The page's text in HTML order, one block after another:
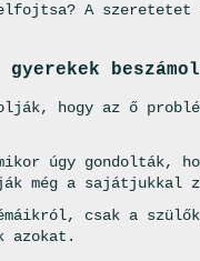
A
hogy az ő
úgy gondolták,
még a
csak a
azokat.